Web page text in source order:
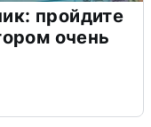
пройдите
очень